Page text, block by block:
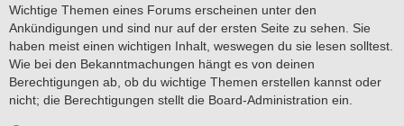
Wichtige Themen eines Forums erscheinen unter den
Ankündigungen und sind nur auf der ersten Seite zu sehen. Sie
haben meist einen wichtigen Inhalt, weswegen du sie lesen solltest.
Wie bei den Bekanntmachungen hängt es von deinen
Berechtigungen ab, ob du wichtige Themen erstellen kannst oder
nicht; die Berechtigungen stellt die Board-Administration ein.